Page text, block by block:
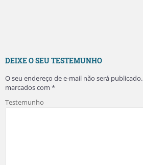
DEIXE O SEU TESTEMUNHO
O seu endereço de e-mail não será publicado.
marcados com *
Testemunho